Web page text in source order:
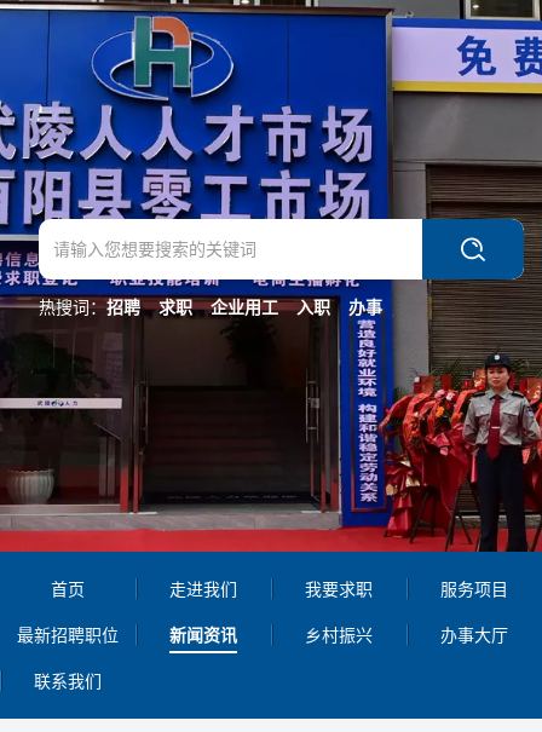
热搜词：招聘 求职 企业用工 入职 办事
首页 走进我们 我要求职 服务项目
最新招聘职位 新闻资讯 乡村振兴 办事大厅
联系我们